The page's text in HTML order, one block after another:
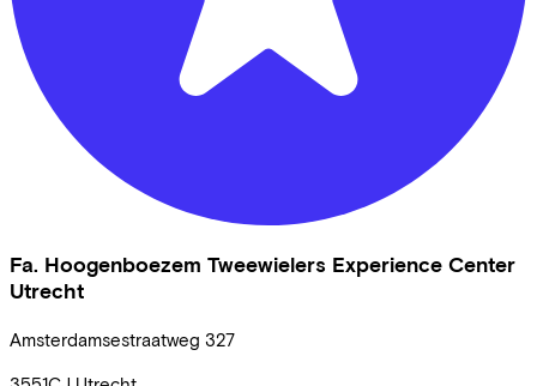
Fa. Hoogenboezem Tweewielers Experience Center
Utrecht
Amsterdamsestraatweg 327